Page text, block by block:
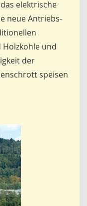
elektrische
neue Antriebs-
und
der
speisen